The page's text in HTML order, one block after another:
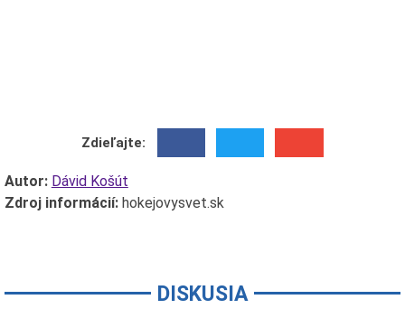
Zdieľajte:
Autor: Dávid Košút
Zdroj informácií:hokejovysvet.sk
DISKUSIA